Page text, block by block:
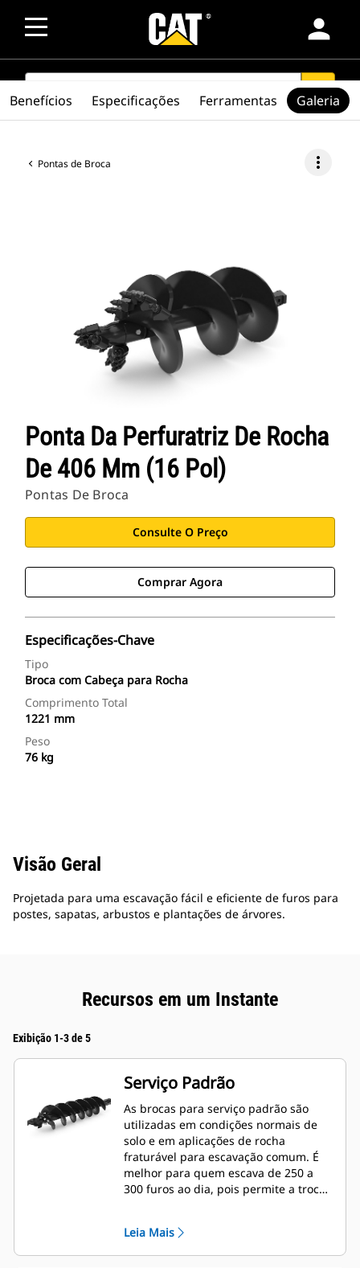
person
SEARCH search
Pontas de Broca more_vert
Ponta Da Perfuratriz De Rocha
De 406 Mm (16 Pol)
Pontas De Broca
Consulte O Preço
Comprar Agora
Especificações-Chave
Tipo
Broca com Cabeça para Rocha
Comprimento Total
1221 mm
Peso
76 kg
Benefícios Especificações Ferramentas Galeria
Visão Geral
Projetada para uma escavação fácil e eficiente de furos para
postes, sapatas, arbustos e plantações de árvores.
Recursos em um Instante
Exibição 1-3 de 5
Serviço Padrão
As brocas para serviço padrão são
utilizadas em condições normais de
solo e em aplicações de rocha
fraturável para escavação comum. É
melhor para quem escava de 250 a
300 furos ao dia, pois permite a troca
Leia Mais